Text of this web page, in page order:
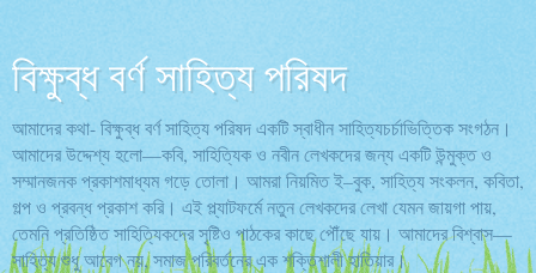
বিক্ষুব্ধ বর্ণ সাহিত্য পরিষদ
আমাদের কথা- বিক্ষুব্ধ বর্ণ সাহিত্য পরিষদ একটি স্বাধীন সাহিত্যচর্চাভিত্তিক সংগঠন।
আমাদের উদ্দেশ্য হলো—কবি, সাহিত্যিক ও নবীন লেখকদের জন্য একটি উন্মুক্ত ও
সম্মানজনক প্রকাশমাধ্যম গড়ে তোলা। আমরা নিয়মিত ই–বুক, সাহিত্য সংকলন, কবিতা,
গল্প ও প্রবন্ধ প্রকাশ করি। এই প্ল্যাটফর্মে নতুন লেখকদের লেখা যেমন জায়গা পায়,
তেমনি প্রতিষ্ঠিত সাহিত্যিকদের সৃষ্টিও পাঠকের কাছে পৌঁছে যায়। আমাদের বিশ্বাস—
সাহিত্য শুধু আবেগ নয়, সমাজ পরিবর্তনের এক শক্তিশালী হাতিয়ার।